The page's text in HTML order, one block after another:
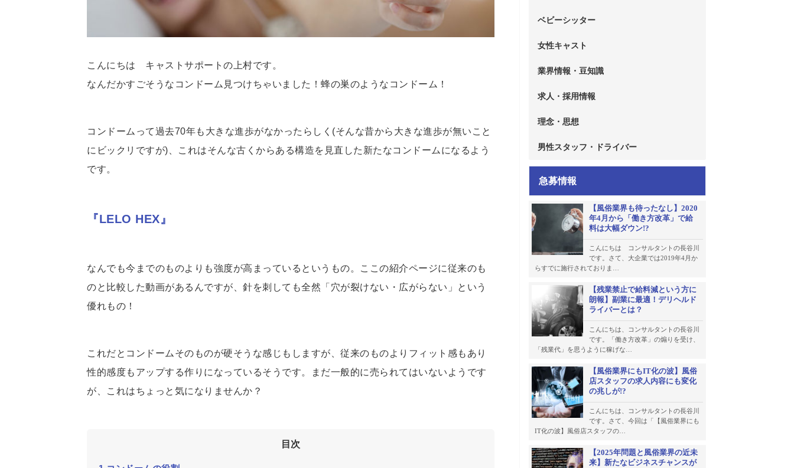
こんにちは キャストサポートの上村です。
なんだかすごそうなコンドーム見つけちゃいました！蜂の巣のようなコンドーム！
コンドームって過去70年も大きな進歩がなかったらしく(そんな昔から大きな進歩が無いこと
にビックリですが)、これはそんな古くからある構造を見直した新たなコンドームになるよう
です。
『LELO HEX』
なんでも今までのものよ りも強度が高まっているというもの。ここの紹介ページに従来のも
のと比較した動画があるんですが、針を刺しても全然「穴が裂けない・広がらない」という
優れもの！
これだとコンドームそのものが硬そうな感じもしますが、従来のものよりフィット感もあり
性的感度もアップする作りになっているそうです。まだ一般的に売られてはいないようです
が、これはちょっと気になりませんか？
目次
ベビーシッター
女性キャスト
業界情報・豆知識
求人・採用情報
理念・思想
男性スタッフ・ドライバー
急募情報
【風俗業界も待ったなし】2020
年4月から「働き方改革」で給
料は大幅ダウン!?
こんにちは コンサルタントの長谷川
です。さて、大企業では2019年4月か
らすでに施行されておりま…
【残業禁止で給料減という方に
朗報】副業に最適！デリヘルド
ライバーとは？
こんにちは、コンサルタントの長谷川
です。「働き方改革」の煽りを受け、
「残業代」を思うように稼げな…
【風俗業界にもIT化の波】風俗
店スタッフの求人内容にも変化
の兆しが!?
こんにちは、コンサルタントの長谷川
です。さて、今回は「【風俗業界にも
IT化の波】風俗店スタッフの…
【2025年問題と風俗業界の近未
来】新たなビジネスチャンスが